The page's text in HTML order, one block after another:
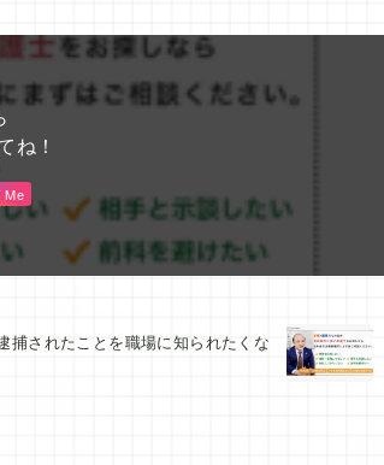
ね！
Me
捕されたことを職場に知られたくな